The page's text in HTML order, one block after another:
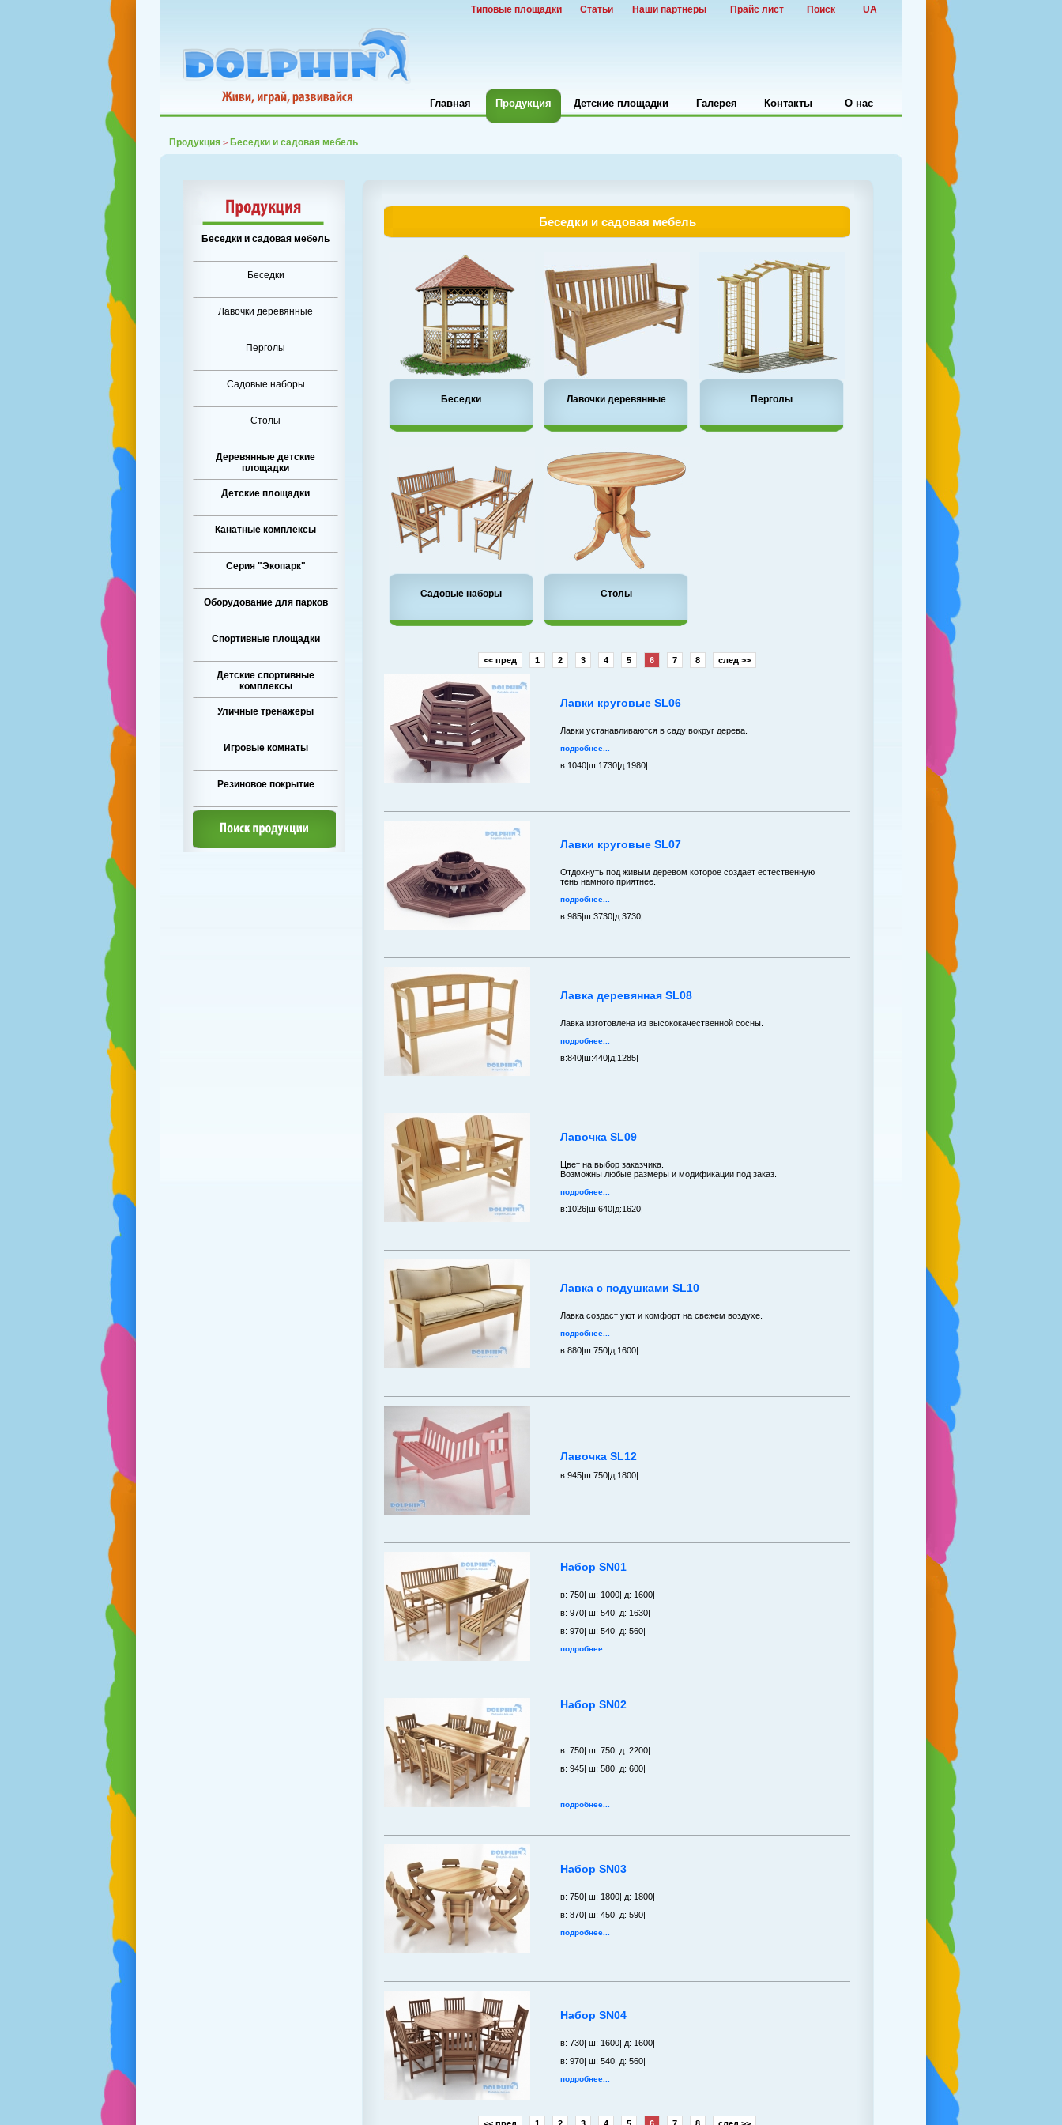
Типовые площадки Статьи Наши партнеры Прайс лист Поиск UA
Главная Продукция Детские площадки Галерея Контакты О нас
Продукция > Беседки и садовая мебель
Беседки и садовая мебель
Беседки
Лавочки деревянные
Перголы
Садовые наборы
Столы
Деревянные детские
площадки
Детские площадки
Канатные комплексы
Серия "Экопарк"
Оборудование для парков
Спортивные площадки
Детские спортивные
комплексы
Уличные тренажеры
Игровые комнаты
Резиновое покрытие
Беседки и садовая мебель
Беседки Лавочки деревянные Перголы
Садовые наборы Столы
<< пред 1 2 3 4 5 6 7 8 след >>
Лавки круговые SL06
Лавки устанавливаются в саду вокруг дерева.
подробнее...
в:1040|ш:1730|д:1980|
Лавки круговые SL07
Отдохнуть под живым деревом которое создает естественную
тень намного приятнее.
подробнее...
в:985|ш:3730|д:3730|
Лавка деревянная SL08
Лавка изготовлена из высококачественной сосны.
подробнее...
в:840|ш:440|д:1285|
Лавочка SL09
Цвет на выбор заказчика.
Возможны любые размеры и модификации под заказ.
подробнее...
в:1026|ш:640|д:1620|
Лавка с подушками SL10
Лавка создаст уют и комфорт на свежем воздухе.
подробнее...
в:880|ш:750|д:1600|
Лавочка SL12
в:945|ш:750|д:1800|
Набор SN01
в: 750| ш: 1000| д: 1600|
в: 970| ш: 540| д: 1630|
в: 970| ш: 540| д: 560|
подробнее...
Набор SN02
в: 750| ш: 750| д: 2200|
в: 945| ш: 580| д: 600|
подробнее...
Набор SN03
в: 750| ш: 1800| д: 1800|
в: 870| ш: 450| д: 590|
подробнее...
Набор SN04
в: 730| ш: 1600| д: 1600|
в: 970| ш: 540| д: 560|
подробнее...